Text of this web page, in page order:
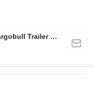
Schmitz Cargobull Danmark A/S - Cargobull Trailer Store